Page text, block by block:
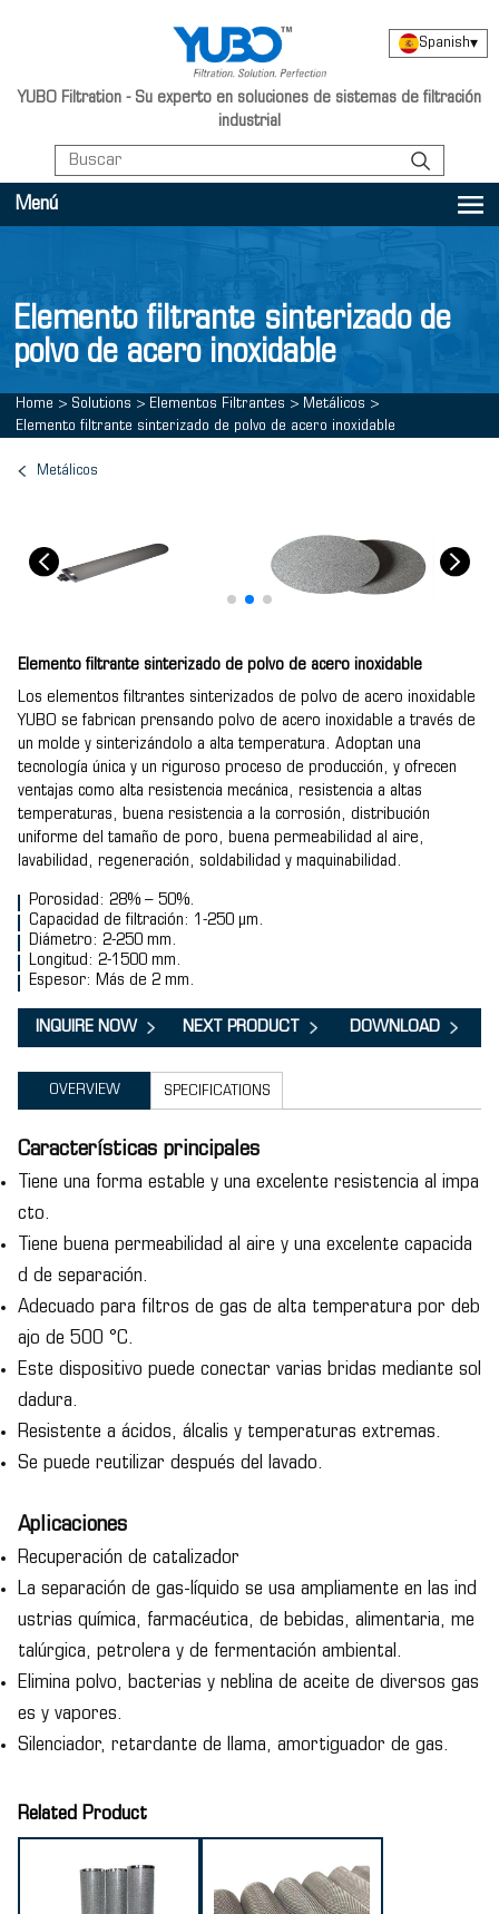
YUBO Filtration - Su experto en soluciones de sistemas de filtración
industrial
Spanish▾
Menú
Elemento filtrante sinterizado de
polvo de acero inoxidable
Home > Solutions > Elementos Filtrantes > Metálicos >
Elemento filtrante sinterizado de polvo de acero inoxidable
Metálicos
Elemento filtrante sinterizado de polvo de acero inoxidable
Los elementos filtrantes sinterizados de polvo de acero inoxidable
YUBO se fabrican prensando polvo de acero inoxidable a través de
un molde y sinterizándolo a alta temperatura. Adoptan una
tecnología única y un riguroso proceso de producción, y ofrecen
ventajas como alta resistencia mecánica, resistencia a altas
temperaturas, buena resistencia a la corrosión, distribución
uniforme del tamaño de poro, buena permeabilidad al aire,
lavabilidad, regeneración, soldabilidad y maquinabilidad.
Porosidad: 28% – 50%.
Capacidad de filtración: 1-250 µm.
Diámetro: 2-250 mm.
Longitud: 2-1500 mm.
Espesor: Más de 2 mm.
INQUIRE NOW NEXT PRODUCT DOWNLOAD
OVERVIEW SPECIFICATIONS
Características principales
Tiene una forma estable y una excelente resistencia al impa
cto.
Tiene buena permeabilidad al aire y una excelente capacida
d de separación.
Adecuado para filtros de gas de alta temperatura por deb
ajo de 500 °C.
Este dispositivo puede conectar varias bridas mediante sol
dadura.
Resistente a ácidos, álcalis y temperaturas extremas.
Se puede reutilizar después del lavado.
Aplicaciones
Recuperación de catalizador
La separación de gas-líquido se usa ampliamente en las ind
ustrias química, farmacéutica, de bebidas, alimentaria, me
talúrgica, petrolera y de fermentación ambiental.
Elimina polvo, bacterias y neblina de aceite de diversos gas
es y vapores.
Silenciador, retardante de llama, amortiguador de gas.
Related Product